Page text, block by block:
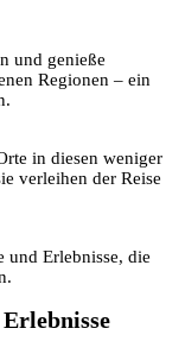
und genieße
Regionen – ein
in diesen weniger
verleihen der Reise
und Erlebnisse, die